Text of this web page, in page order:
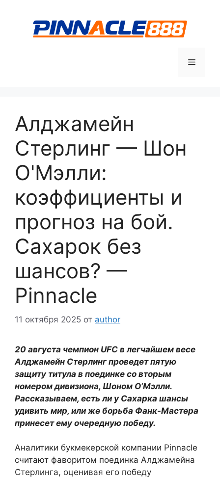
содержимому
Меню
Алджамейн
Стерлинг — Шон
О'Мэлли:
коэффициенты и
прогноз на бой.
Сахарок без
шансов? —
Pinnacle
11 октября 2025 от author
20 августа чемпион UFC в легчайшем весе
Алджамейн Стерлинг проведет пятую
защиту титула в поединке со вторым
номером дивизиона, Шоном О’Мэлли.
Рассказываем, есть ли у Сахарка шансы
удивить мир, или же борьба Фанк-Мастера
принесет ему очередную победу.
Аналитики букмекерской компании Pinnacle
считают фаворитом поединка Алджамейна
Стерлинга, оценивая его победу